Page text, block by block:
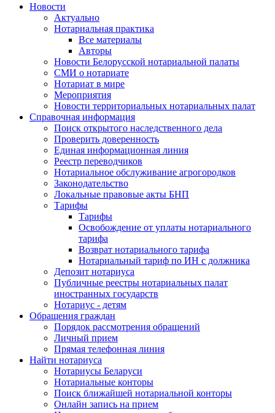
Новости
Актуально
Нотариальная практика
Все материалы
Авторы
Новости Белорусской нотариальной палаты
СМИ о нотариате
Нотариат в мире
Мероприятия
Новости территориальных нотариальных палат
Справочная информация
Поиск открытого наследственного дела
Проверить доверенность
Единая информационная линия
Реестр переводчиков
Нотариальное обслуживание агрогородков
Законодательство
Локальные правовые акты БНП
Тарифы
Тарифы
Освобождение от уплаты нотариального
тарифа
Возврат нотариального тарифа
Нотариальный тариф по ИН с должника
Депозит нотариуса
Публичные реестры нотариальных палат
иностранных государств
Нотариус - детям
Обращения граждан
Порядок рассмотрения обращений
Личный прием
Прямая телефонная линия
Найти нотариуса
Нотариусы Беларуси
Нотариальные конторы
Поиск ближайшей нотариальной конторы
Онлайн запись на прием